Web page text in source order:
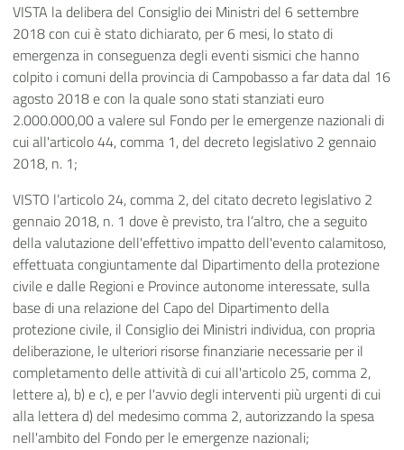
VISTA la delibera del Consiglio dei Ministri del 6 settembre
2018 con cui è stato dichiarato, per 6 mesi, lo stato di
emergenza in conseguenza degli eventi sismici che hanno
colpito i comuni della provincia di Campobasso a far data dal 16
agosto 2018 e con la quale sono stati stanziati euro
2.000.000,00 a valere sul Fondo per le emergenze nazionali di
cui all'articolo 44, comma 1, del decreto legislativo 2 gennaio
2018, n. 1;
VISTO l’articolo 24, comma 2, del citato decreto legislativo 2
gennaio 2018, n. 1 dove è previsto, tra l’altro, che a seguito
della valutazione dell'effettivo impatto dell'evento calamitoso,
effettuata congiuntamente dal Dipartimento della protezione
civile e dalle Regioni e Province autonome interessate, sulla
base di una relazione del Capo del Dipartimento della
protezione civile, il Consiglio dei Ministri individua, con propria
deliberazione, le ulteriori risorse finanziarie necessarie per il
completamento delle attività di cui all'articolo 25, comma 2,
lettere a), b) e c), e per l'avvio degli interventi più urgenti di cui
alla lettera d) del medesimo comma 2, autorizzando la spesa
nell'ambito del Fondo per le emergenze nazionali;